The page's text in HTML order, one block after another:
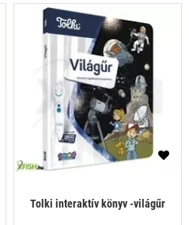
Tolki interaktív könyv -világűr